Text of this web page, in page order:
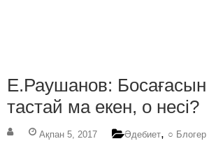
Е.Раушанов: Босағасын
тастай ма екен, о несі?
Ақпан 5, 2017 Әдебиет, ○